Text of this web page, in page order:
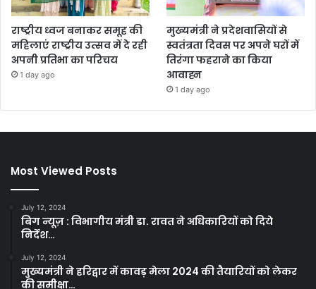
राष्ट्रीय ध्वज बनाकर समूह की
महिलाएं राष्ट्रीय उत्सव में दे रही
अपनी प्रतिभा का परिचय
1 day ago
मुख्यमंत्री ने प्रदेशवासियों से
स्वतंत्रता दिवस पर अपने घरों में
तिरंगा फहराने का किया
आवाह्न
1 day ago
Most Viewed Posts
July 12, 2024
बिग न्यूज़ : विभागीय मंत्री डा. रावत ने अधिकारियों को दिये
निर्देश…
July 12, 2024
मुख्यमंत्री ने हरिद्वार में कावड़ मेला 2024 की तैयारियों को लेकर
की समीक्षा…